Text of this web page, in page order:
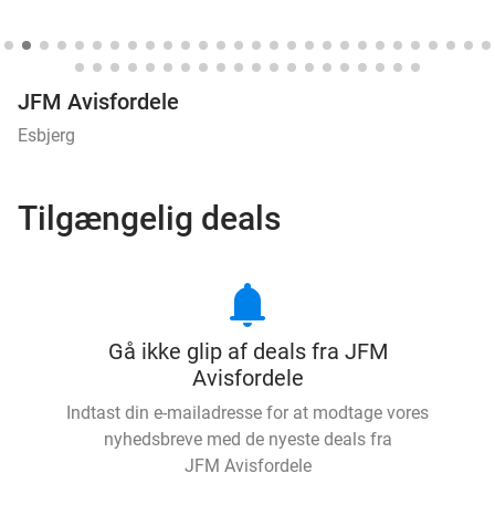
JFM Avisfordele
Esbjerg
Tilgængelig deals
notifications
Gå ikke glip af deals fra JFM
Avisfordele
Indtast din e-mailadresse for at modtage vores
nyhedsbreve med de nyeste deals fra
JFM Avisfordele